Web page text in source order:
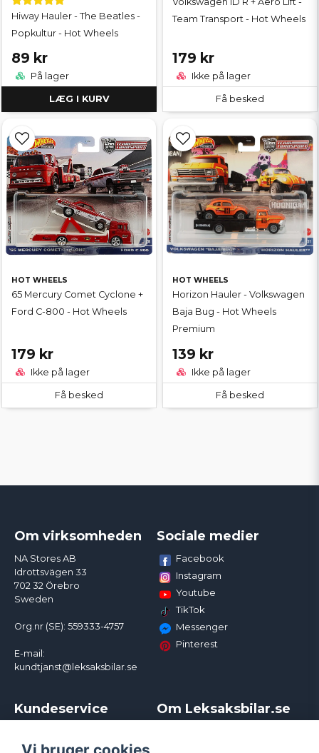
Hiway Hauler - The Beatles -
Popkultur - Hot Wheels
89 kr
På lager
LÆG I KURV
Team Transport - Hot Wheels
179 kr
Ikke på lager
Få besked
HOT WHEELS
65 Mercury Comet Cyclone +
Ford C-800 - Hot Wheels
179 kr
Ikke på lager
Få besked
HOT WHEELS
Horizon Hauler - Volkswagen
Baja Bug - Hot Wheels
Premium
139 kr
Ikke på lager
Få besked
Om virksomheden
NA Stores AB
Idrottsvägen 33
702 32 Örebro
Sweden
Org.nr (SE): 559333-4757
E-mail:
kundtjanst@leksaksbilar.se
Sociale medier
Facebook
Instagram
Youtube
TikTok
Messenger
Pinterest
Kundeservice
Kampagner og rabatter
Om Leksaksbilar.se